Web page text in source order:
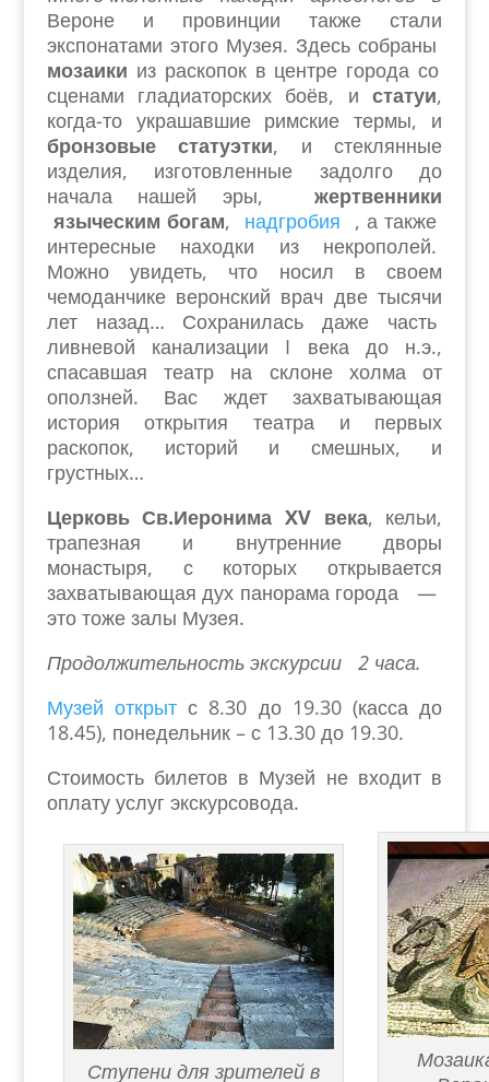
Вероне и провинции также стали
экспонатами этого Музея. Здесь собраны
мозаики из раскопок в центре города со
сценами гладиаторских боёв, истатуи,
когда-то украшавшие римские термы, и
бронзовые статуэтки, и стеклянные
изделия, изготовленные задолго до
начала нашей эры,жертвенники
языческим богам, надгробия
, а также
интересные находки из некрополей.
Можно увидеть, что носил в своем
чемоданчике веронский врач две тысячи
лет назад… Сохранилась даже часть
ливневой канализации I века до н.э.,
спасавшая театр на склоне холма от
оползней. Вас ждет захватывающая
история открытия театра и первых
раскопок, историй и смешных, и
грустных…
Церковь Св.Иеронима XV века, кельи,
трапезная и внутренние дворы
монастыря, с которых открывается
захватывающая дух панорама города —
это тоже залы Музея.
Продолжительность экскурсии 2 часа.
Музей открытс 8.30 до 19.30 (касса до
18.45), понедельник – с 13.30 до 19.30.
Стоимость билетов в Музей не входит в
оплату услуг экскурсовода.
Ступени для зрителей в